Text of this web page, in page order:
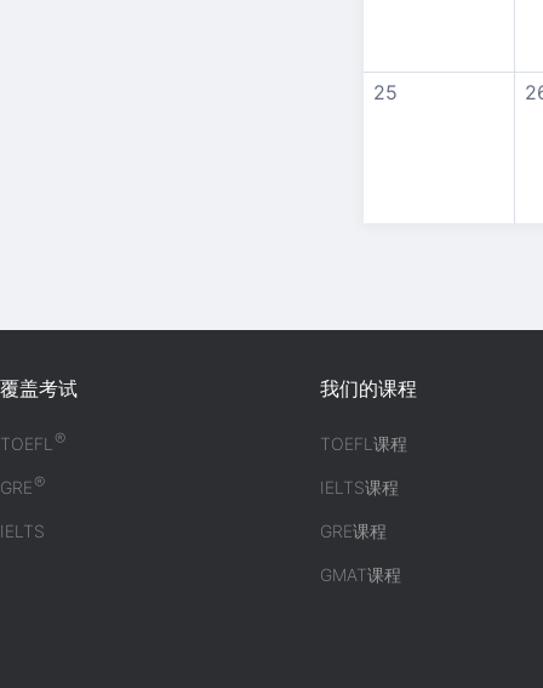
25
覆盖考试
TOEFL®
GRE®
IELTS
我们的课程
TOEFL课程
IELTS课程
GRE课程
GMAT课程